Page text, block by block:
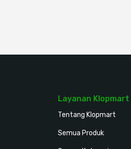
Layanan Klopmart
Tentang Klopmart
Semua Produk